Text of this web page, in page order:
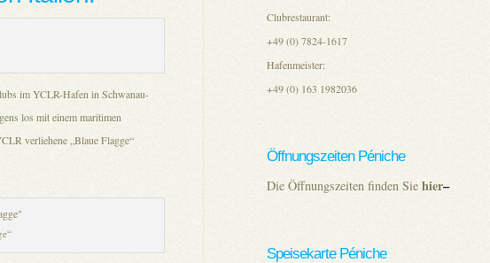
im YCLR-Hafen in Schwanau-
los mit einem maritimen
verliehene „Blaue Flagge“
Clubrestaurant:
+49 (0) 7824-1617
Hafenmeister:
+49 (0) 163 1982036
Öffnungszeiten Péniche
Die Öffnungszeiten finden Sie hier–
Speisekarte Péniche